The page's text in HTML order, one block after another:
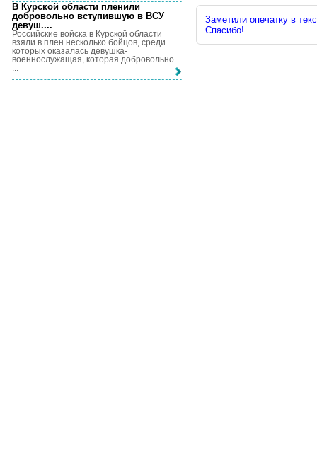
Заметили опечатку в
Спасибо!
В Курской области пленили
добровольно вступившую в ВСУ
девуш....
Российские войска в Курской области
взяли в плен несколько бойцов, среди
которых оказалась девушка-
военнослужащая, которая добровольно
...